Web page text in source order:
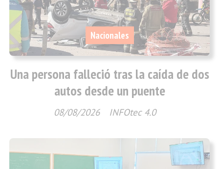
Una persona falleció tras la caída de dos
autos desde un puente
INFOtec 4.0
Nacionales
08/08/2026